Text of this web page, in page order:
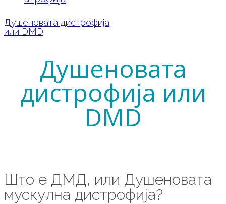
Душеновата дистрофија
или DMD
Душеновата
дистрофија или
DMD
Што е ДМД, или Душеновата
мускулна дистрофија?